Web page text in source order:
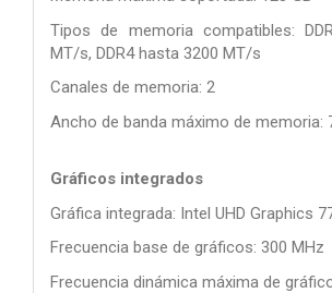
Tipos de memoria compatibles:
MT/s, DDR4 hasta 3200 MT/s
Canales de memoria: 2
Ancho de banda máximo de memoria:
Gráficos integrados
Gráfica integrada: Intel UHD Graphics
Frecuencia base de gráficos: 300 MHz
Frecuencia dinámica máxima de